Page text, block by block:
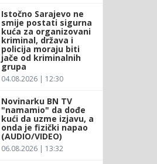
Istočno Sarajevo ne
smije postati sigurna
kuća za organizovani
kriminal, država i
policija moraju biti
jače od kriminalnih
grupa
04.08.2026 | 12:30
Novinarku BN TV
"namamio" da dođe
kući da uzme izjavu, a
onda je fizički napao
(AUDIO/VIDEO)
06.08.2026 | 13:32